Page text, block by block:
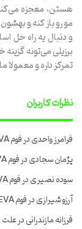
هستن، معجزه
مو رو باز کنه و
و دنبال یه راه حل
برزیلی می‌تونه
تمرکز داره و
نظرات کاربران
فرامرز واحدیدرفوم EVA یا فوم صنعتی؟ بررسی تفاوت‌ها، مزایا و کاربردها
پژمان سجادیدرفوم EVA یا فوم صنعتی؟ بررسی تفاوت‌ها، مزایا و کاربردها
سوده نصیریدرفوم EVA یا فوم صنعتی؟ بررسی تفاوت‌ها، مزایا و کاربردها
آرزو شیرازیدرفوم EVA یا فوم صنعتی؟ بررسی تفاوت‌ها، مزایا و کاربردها
فرزانه مازندرانیدر